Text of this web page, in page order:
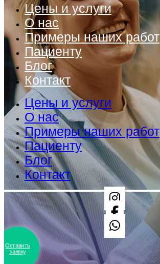
Цены и услуги
О нас
Примеры наших работ
Пациенту
Блог
Контакт
Цены и услуги
О нас
Примеры наших работ
Пациенту
Блог
Контакт
Оставить
заявку